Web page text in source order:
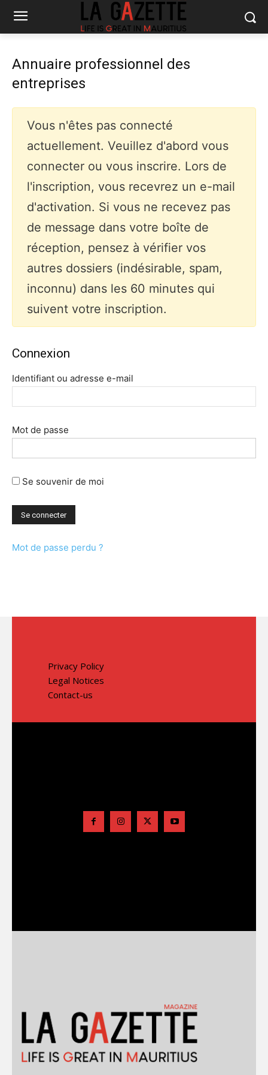
Annuaire professionnel des
entreprises
Vous n'êtes pas connecté
actuellement. Veuillez d'abord vous
connecter ou vous inscrire. Lors de
l'inscription, vous recevrez un e-mail
d'activation. Si vous ne recevez pas
de message dans votre boîte de
réception, pensez à vérifier vos
autres dossiers (indésirable, spam,
inconnu) dans les 60 minutes qui
suivent votre inscription.
Connexion
Identifiant ou adresse e-mail
Mot de passe
Se souvenir de moi
Mot de passe perdu ?
Privacy Policy
Legal Notices
Contact-us